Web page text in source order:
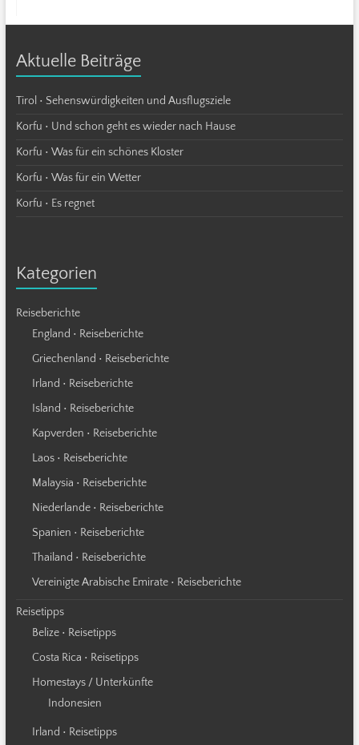
Aktuelle Beiträge
Tirol • Sehenswürdigkeiten und Ausflugsziele
Korfu • Und schon geht es wieder nach Hause
Korfu • Was für ein schönes Kloster
Korfu • Was für ein Wetter
Korfu • Es regnet
Kategorien
Reiseberichte
England • Reiseberichte
Griechenland • Reiseberichte
Irland • Reiseberichte
Island • Reiseberichte
Kapverden • Reiseberichte
Laos • Reiseberichte
Malaysia • Reiseberichte
Niederlande • Reiseberichte
Spanien • Reiseberichte
Thailand • Reiseberichte
Vereinigte Arabische Emirate • Reiseberichte
Reisetipps
Belize • Reisetipps
Costa Rica • Reisetipps
Homestays / Unterkünfte
Indonesien
Irland • Reisetipps